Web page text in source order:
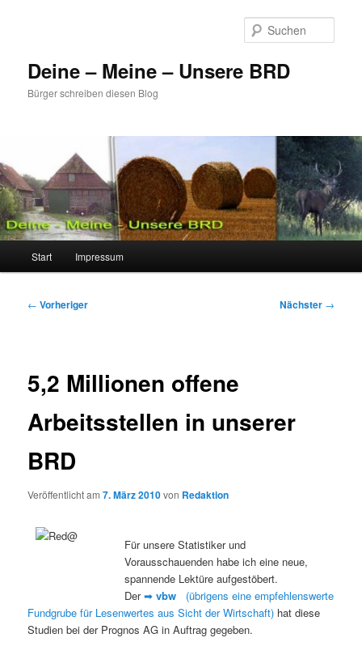
Deine – Meine – Unsere BRD
Bürger schreiben diesen Blog
Start Impressum
Beitragsnavigation
← Vorheriger Nächster →
5,2 Millionen offene
Arbeitsstellen in unserer
BRD
Veröffentlicht am7. März 2010von Redaktion
Für unsere Statistiker und
Vorausschauenden habe ich eine neue,
spannende Lektüre aufgestöbert.
Der➡vbw (übrigens eine empfehlenswerte
Fundgrube für Lesenwertes aus Sicht der Wirtschaft) hat diese
Studien bei der Prognos AG in Auftrag gegeben.